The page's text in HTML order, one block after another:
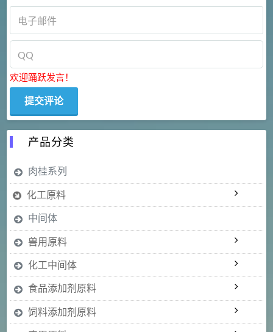
欢迎踊跃发言！
产品分类
肉桂系列
化工原料
中间体
兽用原料
化工中间体
食品添加剂原料
饲料添加剂原料